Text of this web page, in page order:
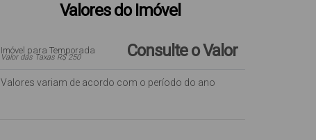
Valores do Imóvel
Consulte o Valor
Imóvel para Temporada
Valor das Taxas R$ 250
Valores variam de acordo com o período do ano